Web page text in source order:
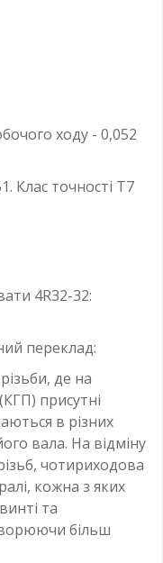
ходу - 0,052
Клас точності T7
4R32-32:
переклад:
де на
присутні
в різних
вала. На відміну
чотириходова
кожна з яких
та
більш